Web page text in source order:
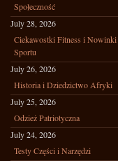
Społeczność
July 28, 2026
Ciekawostki Fitness i Nowinki
Sportu
July 26, 2026
Historia i Dziedzictwo Afryki
July 25, 2026
Odzież Patriotyczna
July 24, 2026
Testy Części i Narzędzi